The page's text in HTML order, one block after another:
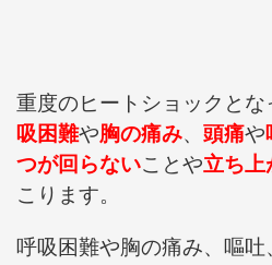
重度のヒートショックとな
吸困難や胸の痛み、 頭痛や
つが回らないことや立ち上
こります。
呼吸困難や胸の痛み、嘔